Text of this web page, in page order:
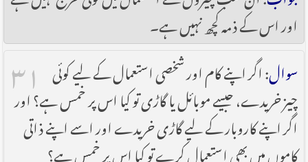
اور اس کے ذمہ کچھ نہیں ہے۔
۳۱ سوال: اگر اپنے کام اور شخصی استعمال کے لیے کوئی
چیز خریدے، جیسے موبائل یا گاڑی تو کیا اس پر خمس ہے؟ اور
اگر اپنے کاروبار کے لیے گاڑی خریدے اور اسے اپنے ذاتی
کاموں میں بھی استعمال کرے تو کیا اس پر خمس ہے؟